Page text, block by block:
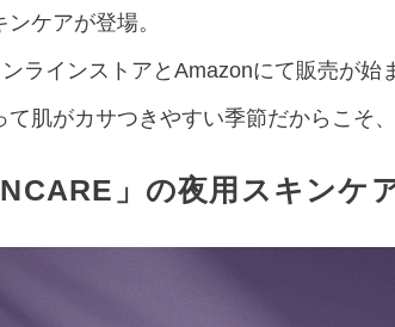
ケアが登場。
ラインストアとAmazonにて販売が始
肌がカサつきやすい季節だからこそ
」の夜用スキンケ